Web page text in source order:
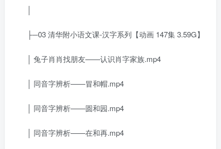
├─03 清华附小语文课-汉字系列【动画 147集 3.59G】
│ 兔子肖肖找朋友——认识肖字家族.mp4
│ 同音字辨析——冒和帽.mp4
│ 同音字辨析——圆和园.mp4
│ 同音字辨析——在和再.mp4